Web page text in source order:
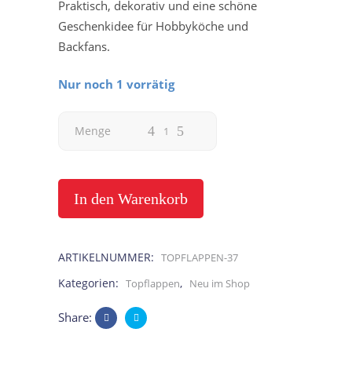
Praktisch, dekorativ und eine schöne
Geschenkidee für Hobbyköche und
Backfans.
Nur noch 1 vorrätig
Topflappen
Glückspilz
blau
Menge
In den Warenkorb
ARTIKELNUMMER: TOPFLAPPEN-37
Kategorien: Topflappen, Neu im Shop
Share: